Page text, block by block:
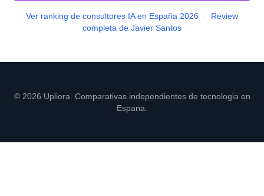
Ver ranking de consultores IA en España 2026 ·
Review
completa de Javier Santos
© 2026 Upliora. Comparativas independientes de tecnologia en
Espana.